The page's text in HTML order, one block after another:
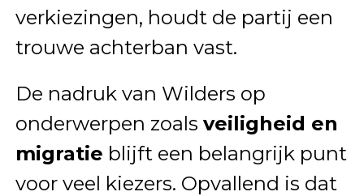
verkiezingen, houdt de partij een
trouwe achterban vast.
De nadruk van Wilders op
onderwerpen zoals veiligheid en
migratie blijft een belangrijk punt
voor veel kiezers. Opvallend is dat